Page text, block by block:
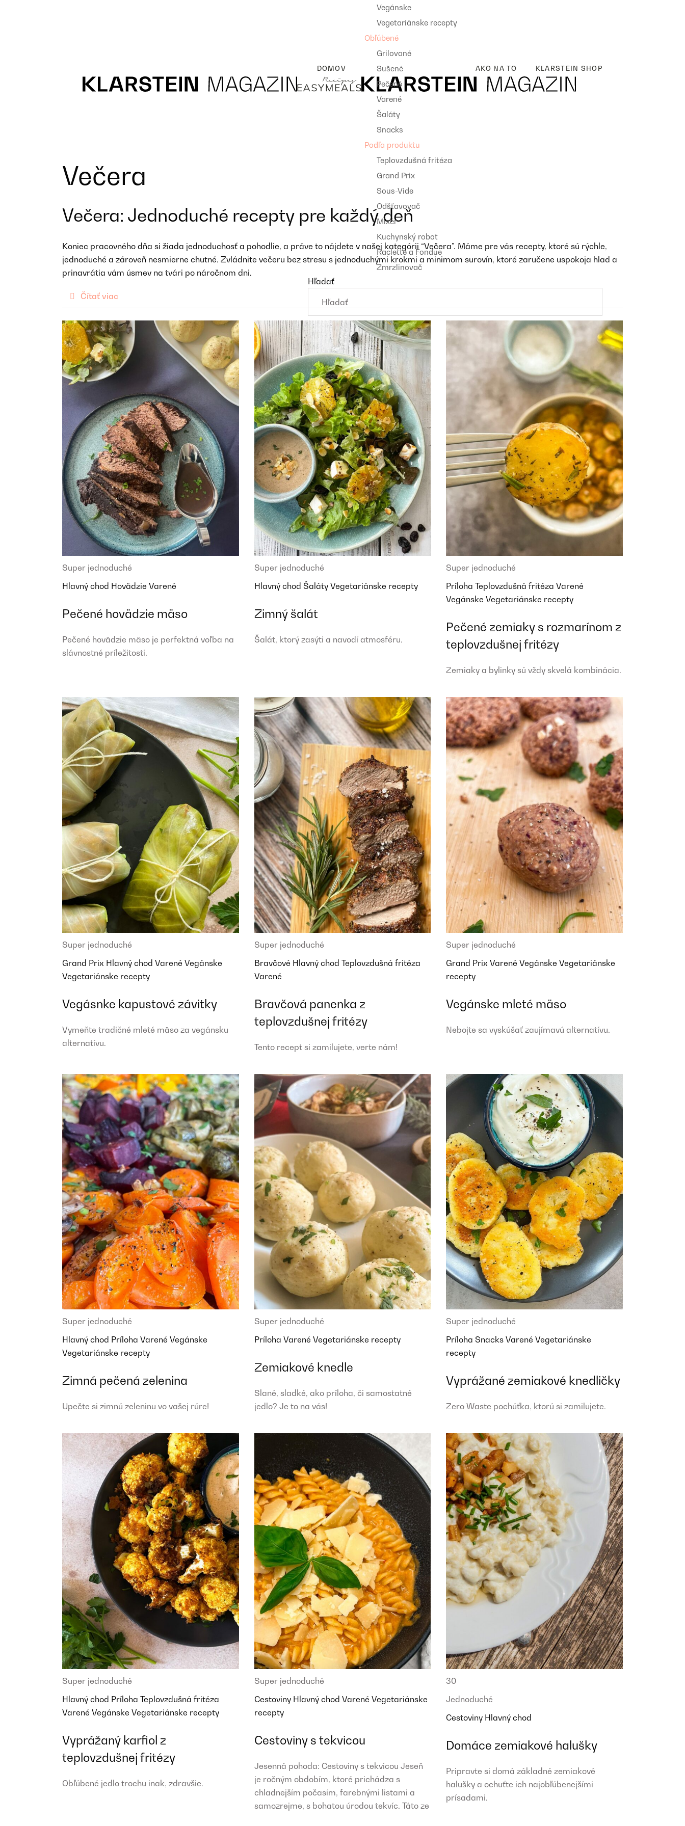
DOMOV
Vegánske
Vegetariánske recepty
Obľúbené
Grilované
Sušené
Pečené
Varené
Šaláty
Snacks
Podľa produktu
Teplovzdušná fritéza
Grand Prix
Sous-Vide
Odšťavovač
Mixér
Kuchynský robot
Raclette a Fondue
Zmrzlinovač
AKO NA TO KLARSTEIN SHOP
Hľadať
Večera
Večera: Jednoduché recepty pre každý deň
Koniec pracovného dňa si žiada jednoduchosť a pohodlie, a práve to nájdete v našej kategórii “Večera”. Máme pre vás recepty, ktoré sú rýchle,
jednoduché a zároveň nesmierne chutné. Zvládnite večeru bez stresu s jednoduchými krokmi a minimom surovín, ktoré zaručene uspokoja hlad a
prinavrátia vám úsmev na tvári po náročnom dni.
Čítať viac
Super jednoduché
Hlavný chod Hovädzie Varené
Pečené hovädzie mäso
Pečené hovädzie mäso je perfektná voľba na
slávnostné príležitosti.
Super jednoduché
Hlavný chod Šaláty Vegetariánske recepty
Zimný šalát
Šalát, ktorý zasýti a navodí atmosféru.
Super jednoduché
PrílohaTeplovzdušná fritézaVarené
VegánskeVegetariánske recepty
Pečené zemiaky s rozmarínom z
teplovzdušnej fritézy
Zemiaky a bylinky sú vždy skvelá kombinácia.
Super jednoduché
Grand Prix Hlavný chod Varené Vegánske
Vegetariánske recepty
Vegásnke kapustové závitky
Vymeňte tradičné mleté mäso za vegánsku
alternatívu.
Super jednoduché
Bravčové Hlavný chod Teplovzdušná fritéza
Varené
Bravčová panenka z
teplovzdušnej fritézy
Tento recept si zamilujete, verte nám!
Super jednoduché
Grand PrixVarenéVegánskeVegetariánske
recepty
Vegánske mleté mäso
Nebojte sa vyskúšať zaujímavú alternatívu.
Super jednoduché
Hlavný chod Príloha Varené Vegánske
Vegetariánske recepty
Zimná pečená zelenina
Upečte si zimnú zeleninu vo vašej rúre!
Super jednoduché
Príloha Varené Vegetariánske recepty
Zemiakové knedle
Slané, sladké, ako príloha, či samostatné
jedlo? Je to na vás!
Super jednoduché
PrílohaSnacksVarenéVegetariánske
recepty
Vyprážané zemiakové knedličky
Zero Waste pochúťka, ktorú si zamilujete.
Super jednoduché
Hlavný chod Príloha Teplovzdušná fritéza
Varené Vegánske Vegetariánske recepty
Vyprážaný karfiol z
teplovzdušnej fritézy
Obľúbené jedlo trochu inak, zdravšie.
Super jednoduché
Cestoviny Hlavný chod Varené Vegetariánske
recepty
Cestoviny s tekvicou
Jesenná pohoda: Cestoviny s tekvicou Jeseň
je ročným obdobím, ktoré prichádza s
chladnejším počasím, farebnými listami a
samozrejme, s bohatou úrodou tekvíc. Táto ze
30
Jednoduché
Cestoviny Hlavný chod
Domáce zemiakové halušky
Pripravte si domá základné zemiakové
halušky a ochuťte ich najobľúbenejšími
prísadami.